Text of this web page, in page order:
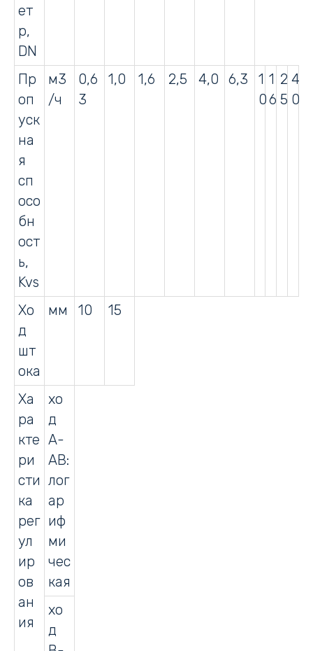
ет
р,
DN
Пр
оп
уск
на
я
сп
осо
бн
ост
ь,
Kvs
м3
/ч
0,6
3
1,0 1,6 2,5 4,0 6,3
1
0
1
6
2
5
4
0
Хо
д
шт
ока
мм 10 15
Ха
ра
кте
ри
сти
ка
рег
ул
ир
ов
ан
ия
хо
д
А-
АВ:
лог
ар
иф
ми
чес
кая
хо
д